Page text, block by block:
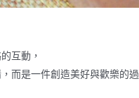
互動，
而是一件創造美好與歡樂的過